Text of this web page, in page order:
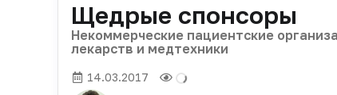
Щедрые спонсоры
Некоммерческие пациентские
лекарств и медтехники
14.03.2017